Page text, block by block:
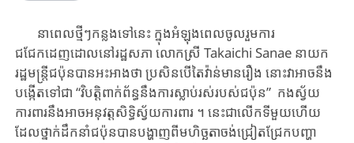
នា​ពេល​ថ្មីៗ​កន្លង​ទៅនេះ ក្នុងអំឡុងពេលចូលរួមការ
ជជែកដេញដោលនៅរដ្ឋសភា ​លោកស្រី Takaichi Sanae នាយក​
រដ្ឋមន្ត្រី​ជប៉ុន​បានអះអាងថា ប្រសិនបើ​តៃវ៉ាន់មានរឿង នោះវាអាចនឹង
បង្កើតទៅជា “វិបត្តិពាក់ព័ន្ធនឹងការស្លាប់រស់របស់ជប៉ុន” កងស្វ័យ​
ការពារនឹង​អាចអនុវត្តសិទ្ធិ​ស្វ័យការពារ ។ នេះជា​លើក​ទីមួយ​ហើយ​
ដែល​ថ្នាក់ដឹក​នាំ​ជប៉ុន​បាន​បង្ហាញពីមហិច្ឆតាចង់​ជ្រៀត​ជ្រែក​បញ្ហា​